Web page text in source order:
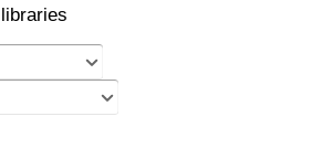
libraries